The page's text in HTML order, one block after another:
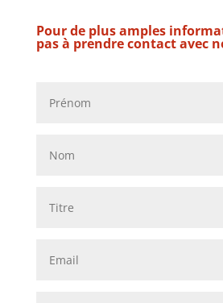
Pour de plus amples
pas à prendre contact avec